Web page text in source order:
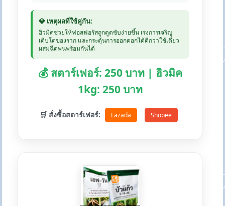
💎 เหตุผลที่ใช้คู่กัน:
ฮิวมิคช่วยให้ฟอสฟอรัสถูกดูดซับง่ายขึ้น เร่งการเจริญ
เติบโตของราก และกระตุ้นการออกดอกได้ดีกว่าใช้เดี่ยว
ผสมฉีดพ่นพร้อมกันได้
💰 สตาร์เฟอร์: 250 บาท | ฮิวมิค
1kg: 250 บาท
🛒 สั่งซื้อสตาร์เฟอร์: Lazada Shopee